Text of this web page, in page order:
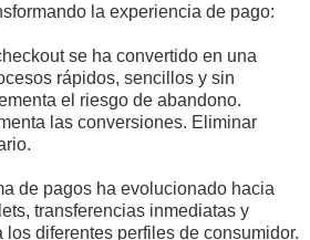
la experiencia de pago:
se ha convertido en una
rápidos, sencillos y sin
el riesgo de abandono.
las conversiones. Eliminar
de pagos ha evolucionado hacia
transferencias inmediatas y
diferentes perfiles de consumidor.